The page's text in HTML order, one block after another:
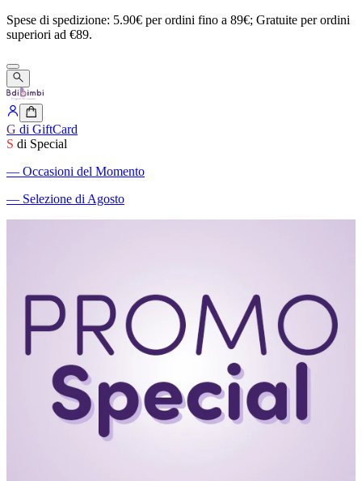
Spese di spedizione: 5.90€ perordini fino a 89€; Gratuite perordini
superiori ad €89.
G di GiftCard
S di Special
― Occasioni del Momento
― Selezione di Agosto